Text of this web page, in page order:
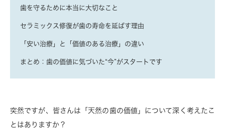
歯を守るために本当に大切なこと
セラミックス修復が歯の寿命を延ばす理由
「安い治療」と「価値のある治療」の違い
まとめ：歯の価値に気づいた“今”がスタートです
突然ですが、皆さんは「天然の歯の価値」について深く考えたこ
とはありますか？